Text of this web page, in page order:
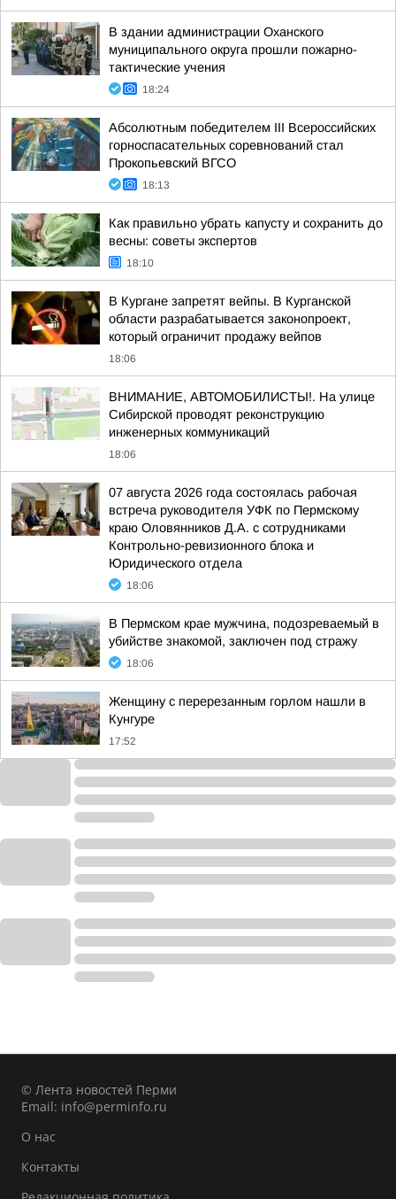
В здании администрации Оханского
муниципального округа прошли пожарно-
тактические учения
18:24
Абсолютным победителем III Всероссийских
горноспасательных соревнований стал
Прокопьевский ВГСО
18:13
Как правильно убрать капусту и сохранить до
весны: советы экспертов
18:10
В Кургане запретят вейпы. В Курганской
области разрабатывается законопроект,
который ограничит продажу вейпов
18:06
ВНИМАНИЕ, АВТОМОБИЛИСТЫ!. На улице
Сибирской проводят реконструкцию
инженерных коммуникаций
18:06
07 августа 2026 года состоялась рабочая
встреча руководителя УФК по Пермскому
краю Оловянников Д.А. с сотрудниками
Контрольно-ревизионного блока и
Юридического отдела
18:06
В Пермском крае мужчина, подозреваемый в
убийстве знакомой, заключен под стражу
18:06
Женщину с перерезанным горлом нашли в
Кунгуре
17:52
© Лента новостей Перми
Email: info@perminfo.ru
О нас
Контакты